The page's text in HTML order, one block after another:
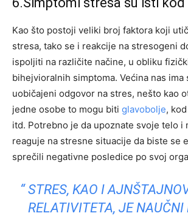
Kao što postoji veliki broj faktora koji
stresa, tako se i reakcije na stresogeni
ispoljiti na različite načine, u obliku
bihejvioralnih simptoma. Većina nas ima
uobičajeni odgovor na stres, nešto kao
jedne osobe to mogu biti glavobolje,
itd. Potrebno je da upoznate svoje telo i
reaguje na stresne situacije da biste se
sprečili negativne posledice po svoj
“ STRES, KAO I
RELATIVITETA, JE NAUČNI